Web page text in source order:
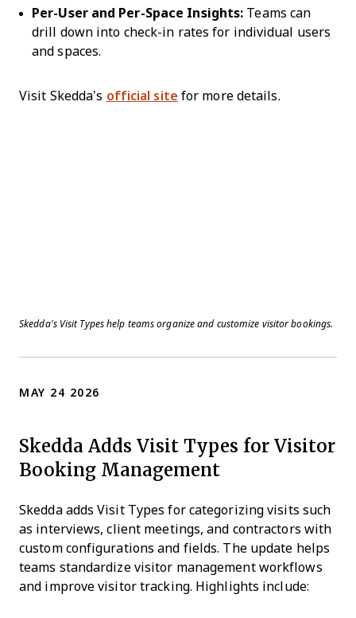
Per-User and Per-Space Insights: Teams can
drill down into check-in rates for individual users
and spaces.
Visit Skedda’s official site for more details.
Skedda’s Visit Types help teams organize and customize visitor bookings.
MAY 24 2026
Skedda Adds Visit Types for Visitor
Booking Management
Skedda adds Visit Types for categorizing visits such
as interviews, client meetings, and contractors with
custom configurations and fields. The update helps
teams standardize visitor management workflows
and improve visitor tracking. Highlights include: